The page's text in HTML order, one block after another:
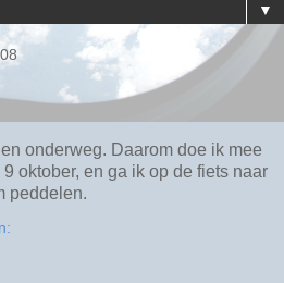
▼
onderweg. Daarom doe ik mee
oktober, en ga ik op de fiets naar
peddelen.